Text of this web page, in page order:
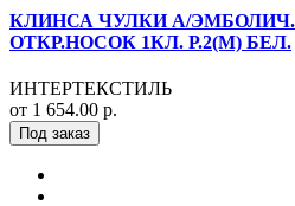
КЛИНСА ЧУЛКИ А/ЭМБОЛИЧ.
ОТКР.НОСОК 1КЛ. Р.2(M) БЕЛ.
ИНТЕРТЕКСТИЛЬ
от 1 654.00 р.
Под заказ